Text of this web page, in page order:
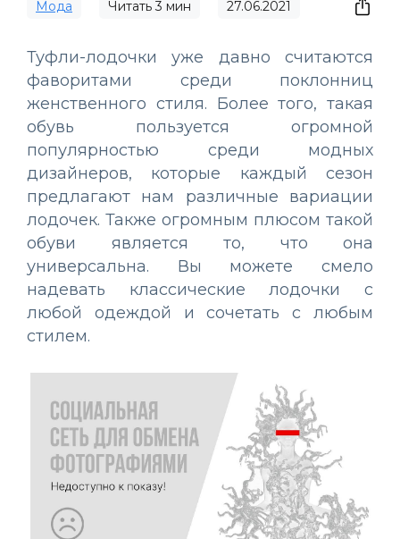
Мода Читать3 мин 27.06.2021
Туфли-лодочки уже давно считаются
фаворитами среди поклонниц
женственного стиля. Более того, такая
обувь пользуется огромной
популярностью среди модных
дизайнеров, которые каждый сезон
предлагают нам различные вариации
лодочек. Также огромным плюсом такой
обуви является то, что она
универсальна. Вы можете смело
надевать классические лодочки с
любой одеждой и сочетать с любым
стилем.